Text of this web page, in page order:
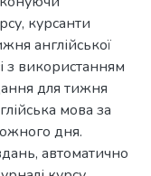
курсанти
англійської
з використанням
для тижня
мова за
дня.
автоматично